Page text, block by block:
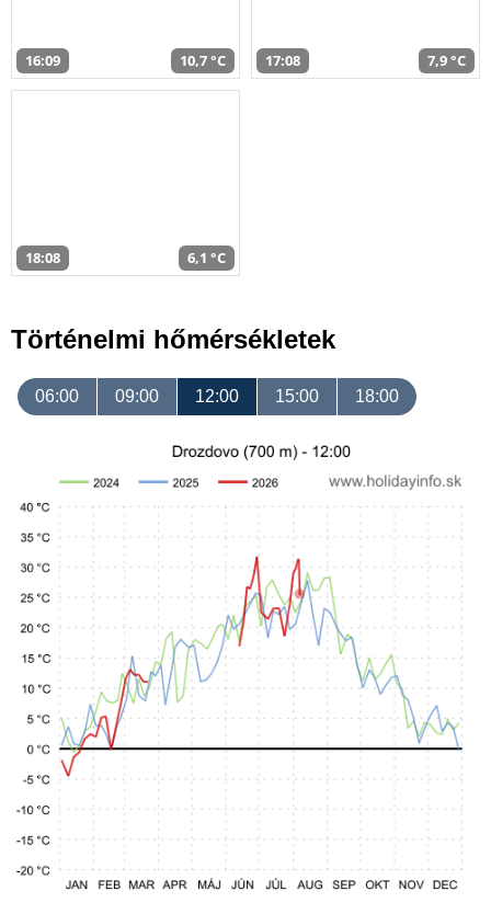
16:09 10,7 °C 17:08 7,9 °C
18:08 6,1 °C
Történelmi hőmérsékletek
06:00 09:00 12:00 15:00 18:00